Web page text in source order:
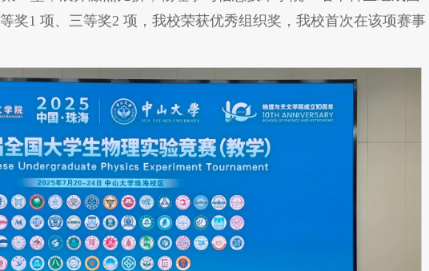
奖1 项、三等奖2 项，我校荣获优秀组织奖，我校首次在该项赛事